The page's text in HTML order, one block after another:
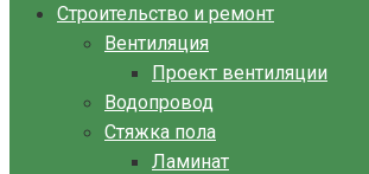
Строительство и ремонт
Вентиляция
Проект вентиляции
Водопровод
Стяжка пола
Ламинат